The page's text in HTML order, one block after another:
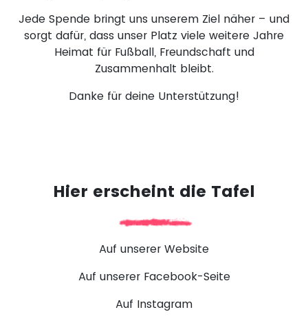
Jede Spende bringt uns unserem Ziel näher – und
sorgt dafür, dass unser Platz viele weitere Jahre
Heimat für Fußball, Freundschaft und
Zusammenhalt bleibt.
Danke für deine Unterstützung!
Hier erscheint die Tafel
Auf unserer Website
Auf unserer Facebook-Seite
Auf Instagram